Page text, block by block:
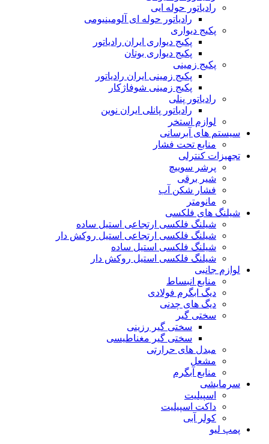
رادیاتور حوله ایی
رادیاتور حوله ای آلومینیومی
پکیج دیواری
پکیج دیواری ایران رادیاتور
پکیج دیواری بوتان
پکیج زمینی
پکیج زمینی ایران رادیاتور
پکیج زمینی شوفاژکار
رادیاتور پنلی
رادیاتور پانلی ایران نوین
لوازم استخر
سیستم های آبرسانی
منابع تحت فشار
تجهیزات کنترلی
پرشر سوییچ
شیر برقی
فشار شکن آب
مانومتر
شیلنگ های فلکسی
شیلنگ فلکسی ارتجاعی استیل ساده
شیلنگ فلکسی ارتجاعی استیل روکش دار
شیلنگ فلکسی استیل ساده
شیلنگ فلکسی استیل روکش دار
لوازم جانبی
منابع انبساط
دیگ ابگرم فولادی
دیگ های چدنی
سختی گیر
سختی گیر رزینی
سختی گیر مغناطیسی
مبدل های حرارتی
مشعل
منابع آبگرم
سرمایشی
اسپیلیت
داکت اسپیلیت
کولر آبی
پمپ لیو